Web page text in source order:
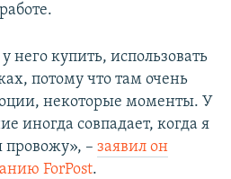
него купить, использовать
потому что там очень
некоторые моменты. У
иногда совпадает, когда я
провожу», – заявил он
ForPost.